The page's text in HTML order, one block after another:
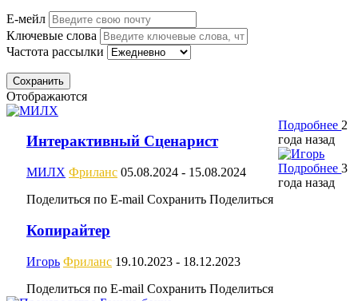
Е-мейл
Ключевые слова
Частота рассылки
Сохранить
Отображаются
Интерактивный Сценарист
МИЛХ Фриланс 05.08.2024 - 15.08.2024
Поделиться по E-mail Сохранить Поделиться
Подробнее 2
года назад
Копирайтер
Игорь Фриланс 19.10.2023 - 18.12.2023
Поделиться по E-mail Сохранить Поделиться
Подробнее3
года назад